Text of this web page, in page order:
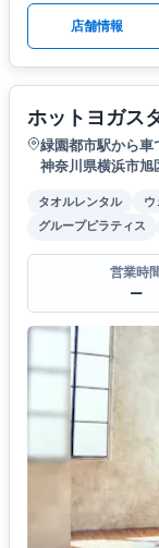
店舗情報
ホットヨガス
緑園都市駅から車
神奈川県横浜市
タオルレンタル ウ
グループピラティス
営業時
ー